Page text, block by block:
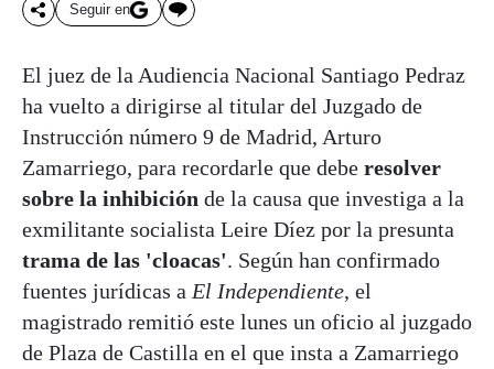
Seguir en
El juez de la Audiencia Nacional Santiago Pedraz
ha vuelto a dirigirse al titular del Juzgado de
Instrucción número 9 de Madrid, Arturo
Zamarriego, para recordarle que debe resolver
sobre la inhibición de la causa que investiga a la
exmilitante socialista Leire Díez por la presunta
trama de las 'cloacas'. Según han confirmado
fuentes jurídicas a El Independiente, el
magistrado remitió este lunes un oficio al juzgado
de Plaza de Castilla en el que insta a Zamarriego